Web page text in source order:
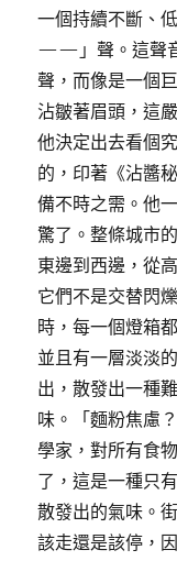
一個持續不斷、
——」聲。這聲音
聲，而像是一個
沾皺著眉頭，這
他決定出去看個
的，印著《沾醬
備不時之需。他
驚了。整條城市
東邊到西邊，從
它們不是交替閃
時，每一個燈箱
並且有一層淡淡
出，散發出一種
味。「麵粉焦慮
學家，對所有食
了，這是一種只
散發出的氣味。
該走還是該停，